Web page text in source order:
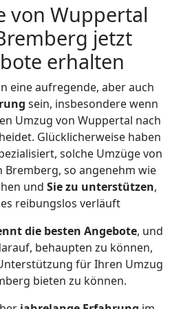
von Wuppertal
jetzt
erhalten
eine aufregende, aber auch
sein, insbesondere wenn
Umzug von Wuppertal nach
Glücklicherweise haben
solche Umzüge von
Bremberg, so angenehm wie
und Sie zu unterstützen,
reibungslos verläuft
die besten Angebote, und
behaupten zu können,
für Ihren Umzug
bieten zu können.